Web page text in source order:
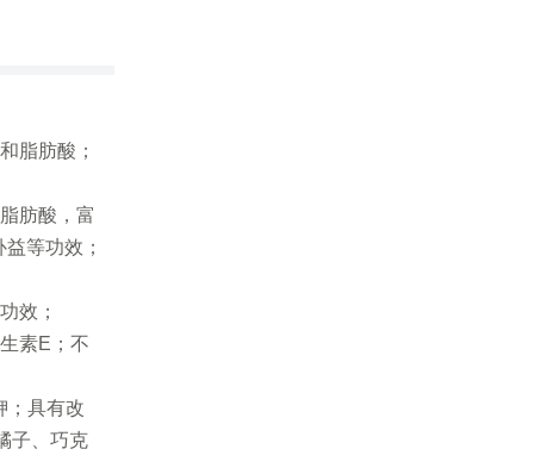
脂肪酸；
肪酸，富
等功效；
效；
素E；不
；具有改
子、巧克